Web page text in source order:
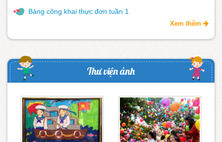
Bảng công khai thực đơn tuần 1
Xem thêm
Thư viện ảnh